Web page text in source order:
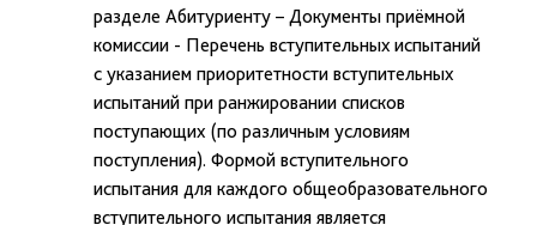
разделе Абитуриенту – Документы приёмной
комиссии - Перечень вступительных испытаний
с указанием приоритетности вступительных
испытаний при ранжировании списков
поступающих (по различным условиям
поступления). Формой вступительного
испытания для каждого общеобразовательного
вступительного испытания является